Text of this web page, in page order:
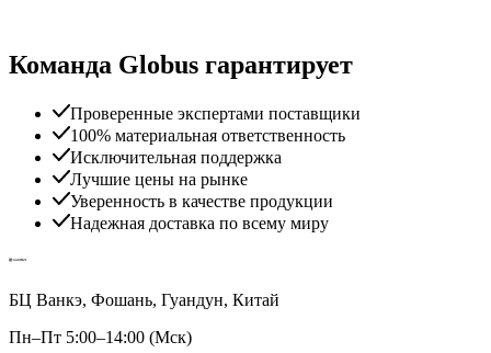
Команда Globus гарантирует
Проверенные экспертами поставщики
100% материальная ответственность
Исключительная поддержка
Лучшие цены на рынке
Уверенность в качестве продукции
Надежная доставка по всему миру
БЦ Ванкэ, Фошань, Гуандун, Китай
Пн–Пт 5:00–14:00 (Мск)